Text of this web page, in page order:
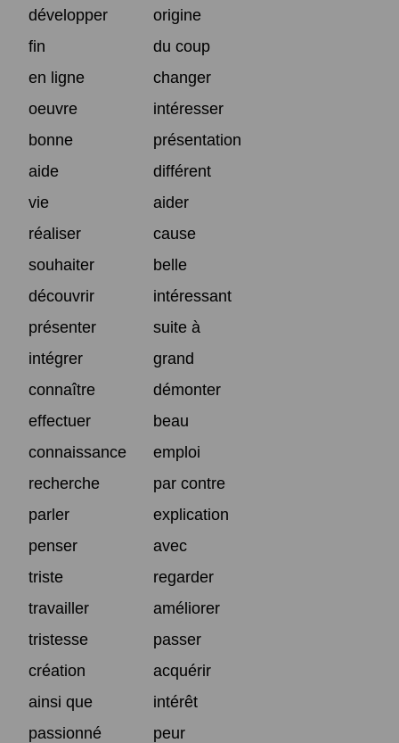
développer
origine
fin
du coup
en ligne
changer
oeuvre
intéresser
bonne
présentation
aide
différent
vie
aider
réaliser
cause
souhaiter
belle
découvrir
intéressant
présenter
suite à
intégrer
grand
connaître
démonter
effectuer
beau
connaissance
emploi
recherche
par contre
parler
explication
penser
avec
triste
regarder
travailler
améliorer
tristesse
passer
création
acquérir
ainsi que
intérêt
passionné
peur